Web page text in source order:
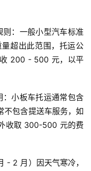
：一般小型汽车标准
超出此范围，托运公
200 - 500 元，以平
小板车托运通常包含
不包含提送车服务，如
收取 300-500 元的费
- 2 月）因天气寒冷，